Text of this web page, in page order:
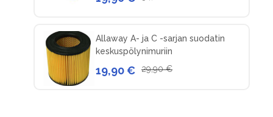
Allaway A- ja C -sarjan suodatin
keskuspölynimuriin
19,90 € 29,90 €